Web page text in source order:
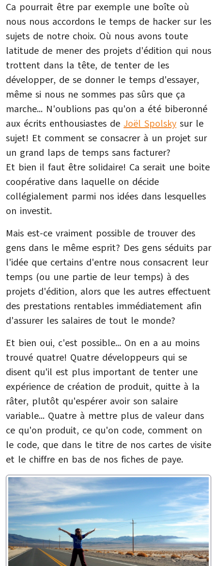
Ca pourrait être par exemple une boîte où
nous nous accordons le temps de hacker sur les
sujets de notre choix. Où nous avons toute
latitude de mener des projets d'édition qui nous
trottent dans la tête, de tenter de les
développer, de se donner le temps d'essayer,
même si nous ne sommes pas sûrs que ça
marche... N'oublions pas qu'on a été biberonné
aux écrits enthousiastes de Joël Spolsky sur le
sujet! Et comment se consacrer à un projet sur
un grand laps de temps sans facturer?
Et bien il faut être solidaire! Ca serait une boite
coopérative dans laquelle on décide
collégialement parmi nos idées dans lesquelles
on investit.
Mais est-ce vraiment possible de trouver des
gens dans le même esprit? Des gens séduits par
l'idée que certains d'entre nous consacrent leur
temps (ou une partie de leur temps) à des
projets d'édition, alors que les autres effectuent
des prestations rentables immédiatement afin
d'assurer les salaires de tout le monde?
Et bien oui, c'est possible... On en a au moins
trouvé quatre! Quatre développeurs qui se
disent qu'il est plus important de tenter une
expérience de création de produit, quitte à la
râter, plutôt qu'espérer avoir son salaire
variable... Quatre à mettre plus de valeur dans
ce qu'on produit, ce qu'on code, comment on
le code, que dans le titre de nos cartes de visite
et le chiffre en bas de nos fiches de paye.